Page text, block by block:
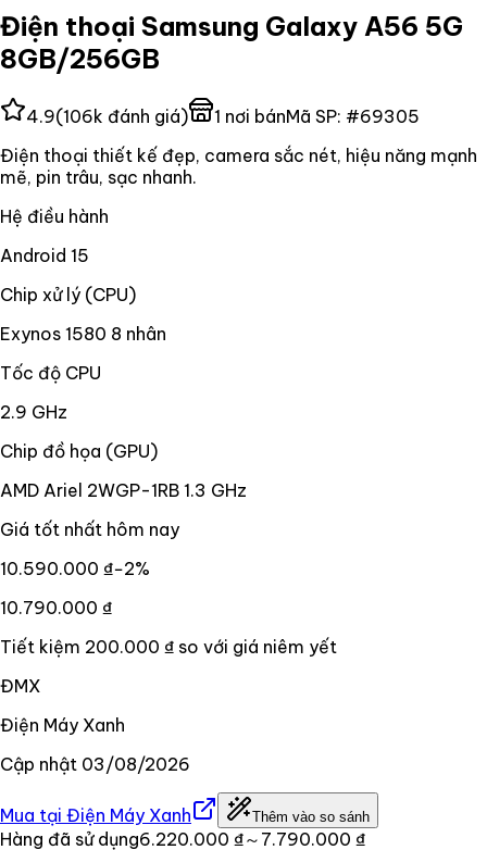
Điện thoại Samsung Galaxy A56 5G
8GB/256GB
4.9(106k đánh giá) 1 nơi bánMã SP: #69305
Điện thoại thiết kế đẹp, camera sắc nét, hiệu năng mạnh
mẽ, pin trâu, sạc nhanh.
Hệ điều hành
Android 15
Chip xử lý (CPU)
Exynos 1580 8 nhân
Tốc độ CPU
2.9 GHz
Chip đồ họa (GPU)
AMD Ariel 2WGP-1RB 1.3 GHz
Giá tốt nhất hôm nay
10.590.000 ₫−2%
10.790.000 ₫
Tiết kiệm 200.000 ₫ so với giá niêm yết
ĐMX
Điện Máy Xanh
Cập nhật 03/08/2026
Mua tại Điện Máy Xanh Thêm vào so sánh
Hàng đã sử dụng6.220.000 ₫～7.790.000 ₫